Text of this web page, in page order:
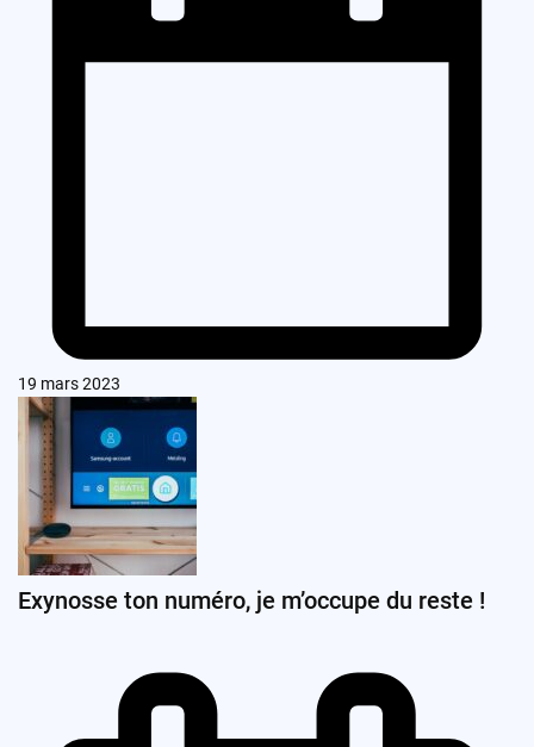
19 mars 2023
Exynosse ton numéro, je m’occupe du reste !